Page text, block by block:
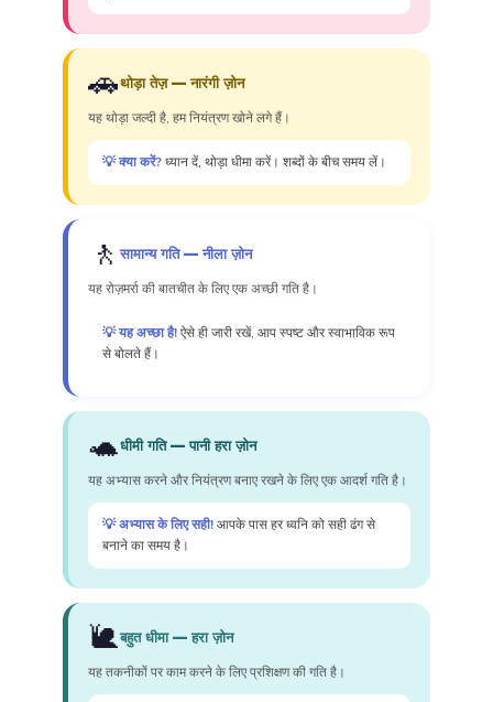
🚗थोड़ा तेज़ — नारंगी ज़ोन
यह थोड़ा जल्दी है, हम नियंत्रण खोने लगे हैं।
💡 क्या करें?ध्यान दें, थोड़ा धीमा करें। शब्दों के बीच समय लें।
🚶 सामान्य गति — नीला ज़ोन
यह रोज़मर्रा की बातचीत के लिए एक अच्छी गति है।
💡 यह अच्छा है!ऐसे ही जारी रखें, आप स्पष्ट और स्वाभाविक रूप
से बोलते हैं।
🐢धीमी गति — पानी हरा ज़ोन
यह अभ्यास करने और नियंत्रण बनाए रखने के लिए एक आदर्श गति है।
💡 अभ्यास के लिए सही!आपके पास हर ध्वनि को सही ढंग से
बनाने का समय है।
🐌बहुत धीमा — हरा ज़ोन
यह तकनीकों पर काम करने के लिए प्रशिक्षण की गति है।